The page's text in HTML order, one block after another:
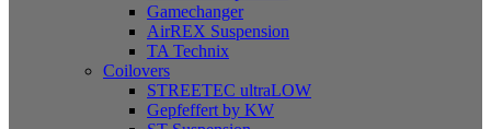
Gamechanger
AirREX Suspension
TA Technix
Coilovers
STREETEC ultraLOW
Gepfeffert by KW